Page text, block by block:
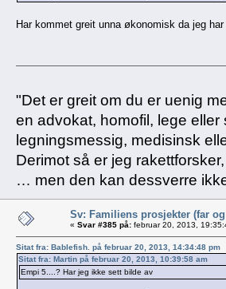
Har kommet greit unna økonomisk da jeg
"Det er greit om du er uenig
en advokat, homofil, lege
legningsmessig, medisinsk
Derimot så er jeg
… men den kan dessverre
Sv: Familiens prosjekter (far
« Svar #385 på: februar 20, 2013,
Sitat fra: Bablefish. på februar 20, 2013, 14:34:48 pm
Sitat fra: Martin på februar 20, 2013, 10:39:58 am
Empi 5....? Har jeg ikke sett bilde av